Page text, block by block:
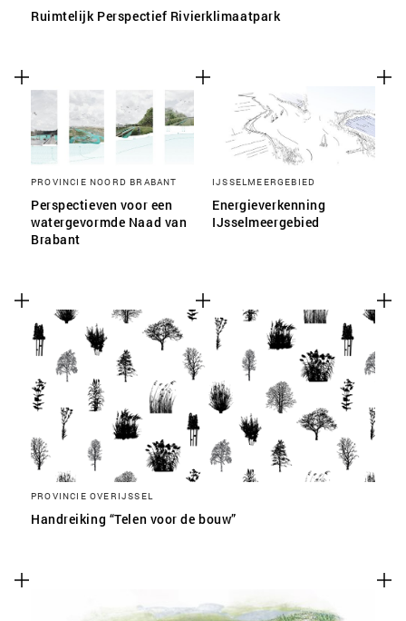
Ruimtelijk Perspectief Rivierklimaatpark
PROVINCIE NOORD BRABANT
Perspectieven voor een
watergevormde Naad van
Brabant
IJSSELMEERGEBIED
Energieverkenning
IJsselmeergebied
PROVINCIE OVERIJSSEL
Handreiking “Telen voor de bouw”